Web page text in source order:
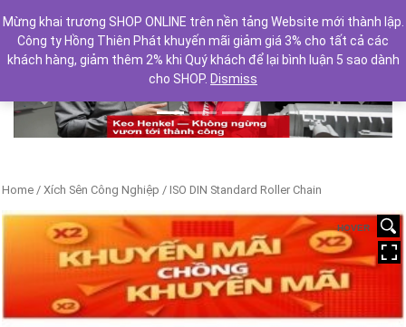
Previous Next
Home / Xích Sên Công Nghiệp / ISO DIN Standard Roller Chain
HOVER
Mừng khai trương SHOP ONLINE trên nền tảng Website mới thành lập.
Công ty Hồng Thiên Phát khuyến mãi giảm giá 3% cho tất cả các
khách hàng, giảm thêm 2% khi Quý khách để lại bình luận 5 sao dành
cho SHOP. Dismiss